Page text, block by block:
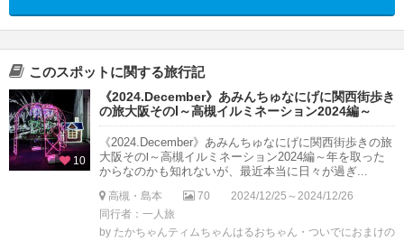
このスポットに関する旅行記
10
《2024.December》あみんちゅなにげに関西街歩き
の旅大阪そのⅠ～高槻イルミネーション2024編～
《2024.December》あみんちゅなにげに関西街歩きの旅
大阪そのⅠ～高槻イルミネーション2024編～年を取った
からなのかも知れないが、最近本当に日々が過ぎ...
高槻・島本 70
2024/12/25～2024/12/26
同行者：一人旅
by たかちゃんティムちゃんはるおちゃん・ついでにおまけの